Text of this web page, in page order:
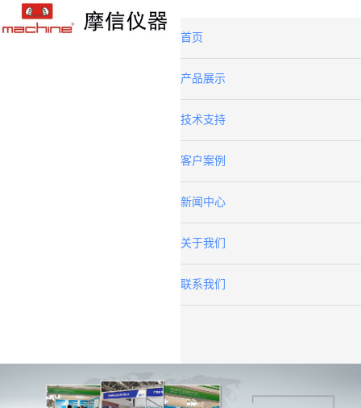
首页
产品展示
技术支持
客户案例
新闻中心
关于我们
联系我们